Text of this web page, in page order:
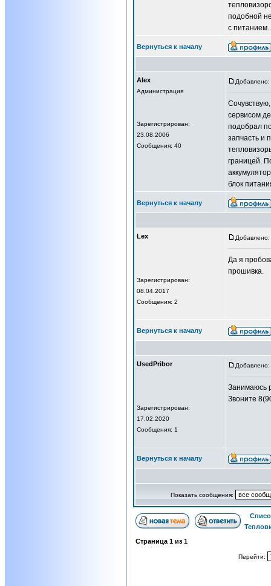
подобной
с
Вернуться к началу
Alex
Администрация
Зарегистрирован:
23.08.2006
Сообщения: 40
сервисом
подобрал
запчасть и
границей.
блок
Вернуться к началу
Lex
Зарегистрирован:
08.04.2017
Сообщения: 2
Да я
прошивка.
Вернуться к началу
UsedPribor
Зарегистрирован:
17.02.2020
Сообщения: 1
Занимаюсь
Звоните
Вернуться к началу
Показать сообщения:
Страница 1 из 1
Перейти: